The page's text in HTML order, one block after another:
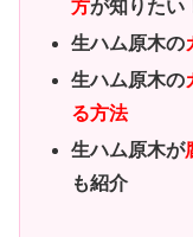
方が知りたい
生ハム原木の
生ハム原木の
る方法
生ハム原木が
も紹介